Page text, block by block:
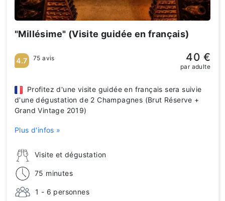
"Millésime" (Visite guidée en français)
Visite et dégustation
75 minutes
1 - 6 personnes
Profitez d'une visite guidée en français sera suivie
d'une dégustation de 2 Champagnes (Brut Réserve +
Grand Vintage 2019)
Plus d'infos »
4.7 75 avis 40 €
par adulte